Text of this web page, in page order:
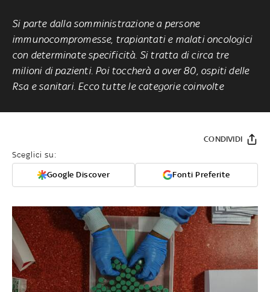
Si parte dalla somministrazione a persone
immunocompromesse, trapiantati e malati oncologici
con determinate specificità. Si tratta di circa tre
milioni di pazienti. Poi toccherà a over 80, ospiti delle
Rsa e sanitari. Ecco tutte le categorie coinvolte
Sceglici su:
Google Discover Fonti Preferite
CONDIVIDI